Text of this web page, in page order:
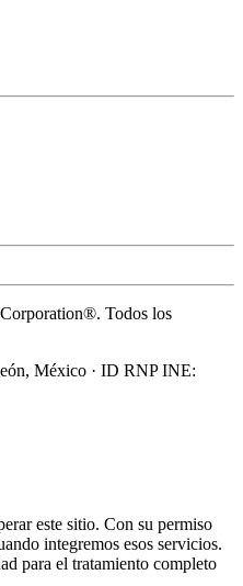
Corporation®. Todos los
México · ID RNP INE:
este sitio. Con su permiso
integremos esos servicios.
para el tratamiento completo